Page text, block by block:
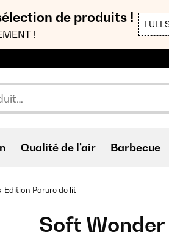
de produits !
!
Qualité de l'air Barbecue
Parure de lit
Soft